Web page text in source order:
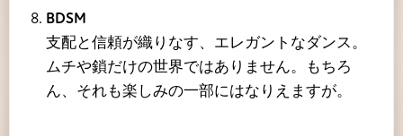
BDSM
支配と信頼が織りなす、エレガントなダンス。
ムチや鎖だけの世界ではありません。もちろ
ん、それも楽しみの一部にはなりえますが。